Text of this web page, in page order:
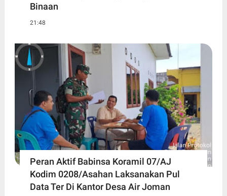
Binaan
21:48
Peran Aktif Babinsa Koramil 07/AJ
Kodim 0208/Asahan Laksanakan Pul
Data Ter Di Kantor Desa Air Joman